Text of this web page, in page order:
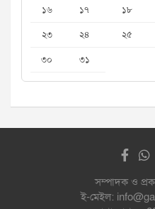
১৬
১৭ ১৮
২৩
২৪ ২৫
৩০
৩১
সম্পাদক ও
ই-মেইল: